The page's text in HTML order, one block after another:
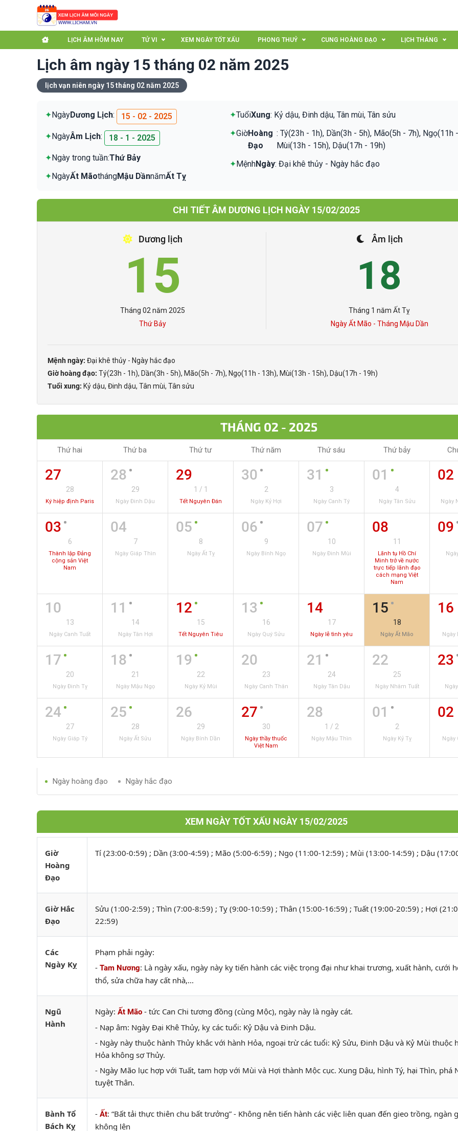
LỊCH ÂM HÔM NAY TỬ VI XEM NGÀY TỐT XẤU PHONG THUỶ CUNG HOÀNG ĐẠO LỊCH THÁNG
Lịch âm ngày 15 tháng 02 năm 2025
lịch vạn niên ngày 15 tháng 02 năm 2025
✦NgàyDương Lịch: 15 - 02 - 2025
✦NgàyÂm Lịch: 18 - 1 - 2025
✦Ngày trong tuần:Thứ Bảy
✦NgàyẤt MãothángMậu DầnnămẤt Tỵ
✦TuổiXung: Kỷ dậu, Đinh dậu, Tân mùi, Tân sửu
✦GiờHoàng
Đạo
: Tý(23h - 1h), Dần(3h - 5h), Mão(5h - 7h), Ngọ(11h
Mùi(13h - 15h), Dậu(17h - 19h)
✦MệnhNgày: Đại khê thủy - Ngày hắc đạo
CHI TIẾT ÂM DƯƠNG LỊCH NGÀY 15/02/2025
Dương lịch
15
Tháng 02 năm 2025
Thứ Bảy
Âm lịch
18
Tháng 1 năm Ất Tỵ
Ngày Ất Mão - Tháng Mậu Dần
Mệnh ngày: Đại khê thủy - Ngày hắc đạo
Giờ hoàng đạo: Tý(23h - 1h), Dần(3h - 5h), Mão(5h - 7h), Ngọ(11h - 13h), Mùi(13h - 15h), Dậu(17h - 19h)
Tuổi xung: Kỷ dậu, Đinh dậu, Tân mùi, Tân sửu
THÁNG 02 - 2025
Thứ hai Thứ ba Thứ tư Thứ năm Thứ sáu Thứ bảy
27
28
Ký hiệp định Paris
28
29
Ngày Đinh Dậu
29
1 / 1
Tết Nguyên Đán
30
2
Ngày Kỷ Hợi
31
3
Ngày Canh Tý
01
4
Ngày Tân Sửu
02
Ngày
03
6
Thành lập Đảng
cộng sản Việt
Nam
04
7
Ngày Giáp Thìn
05
8
Ngày Ất Tỵ
06
9
Ngày Bính Ngọ
07
10
Ngày Đinh Mùi
08
11
Lãnh tụ Hồ Chí
Minh trở về nước
trực tiếp lãnh đạo
cách mạng Việt
Nam
09
10
13
Ngày Canh Tuất
11
14
Ngày Tân Hợi
12
15
Tết Nguyên Tiêu
13
16
Ngày Quý Sửu
14
17
Ngày lễ tình yêu
15
18
Ngày Ất Mão
16
Ngày
17
20
Ngày Đinh Tỵ
18
21
Ngày Mậu Ngọ
19
22
Ngày Kỷ Mùi
20
23
Ngày Canh Thân
21
24
Ngày Tân Dậu
22
25
Ngày Nhâm Tuất
23
24
27
Ngày Giáp Tý
25
28
Ngày Ất Sửu
26
29
Ngày Bính Dần
27
30
Ngày thầy thuốc
Việt Nam
28
1 / 2
Ngày Mậu Thìn
01
2
Ngày Kỷ Tỵ
02
Ngày
Ngày hoàng đạo Ngày hắc đạo
XEM NGÀY TỐT XẤU NGÀY 15/02/2025
Giờ
Hoàng
Đạo
Tí (23:00-0:59) ; Dần (3:00-4:59) ; Mão (5:00-6:59) ; Ngọ (11:00-12:59) ; Mùi (13:00-14:59) ; Dậu
Giờ Hắc
Đạo
Sửu (1:00-2:59) ; Thìn (7:00-8:59) ; Tỵ (9:00-10:59) ; Thân (15:00-16:59) ; Tuất (19:00-20:59) ; Hợi
22:59)
Các
Ngày Kỵ
Phạm phải ngày:
- Tam Nương: Là ngày xấu, ngày này kỵ tiến hành các việc trọng đại như khai trương, xuất hành, cưới
thổ, sửa chữa hay cất nhà,...
Ngũ
Hành
Ngày: Ất Mão - tức Can Chi tương đồng (cùng Mộc), ngày này là ngày cát.
- Nạp âm: Ngày Đại Khê Thủy, kỵ các tuổi: Kỷ Dậu và Đinh Dậu.
- Ngày này thuộc hành Thủy khắc với hành Hỏa, ngoại trừ các tuổi: Kỷ Sửu, Đinh Dậu và Kỷ Mùi thuộc
Hỏa không sợ Thủy.
- Ngày Mão lục hợp với Tuất, tam hợp với Mùi và Hợi thành Mộc cục. Xung Dậu, hình Tý, hại Thìn, phá
tuyệt Thân.
Bành Tổ
Bách Kỵ
- Ất: “Bất tải thực thiên chu bất trưởng” - Không nên tiến hành các việc liên quan đến gieo trồng, ngàn
không lên